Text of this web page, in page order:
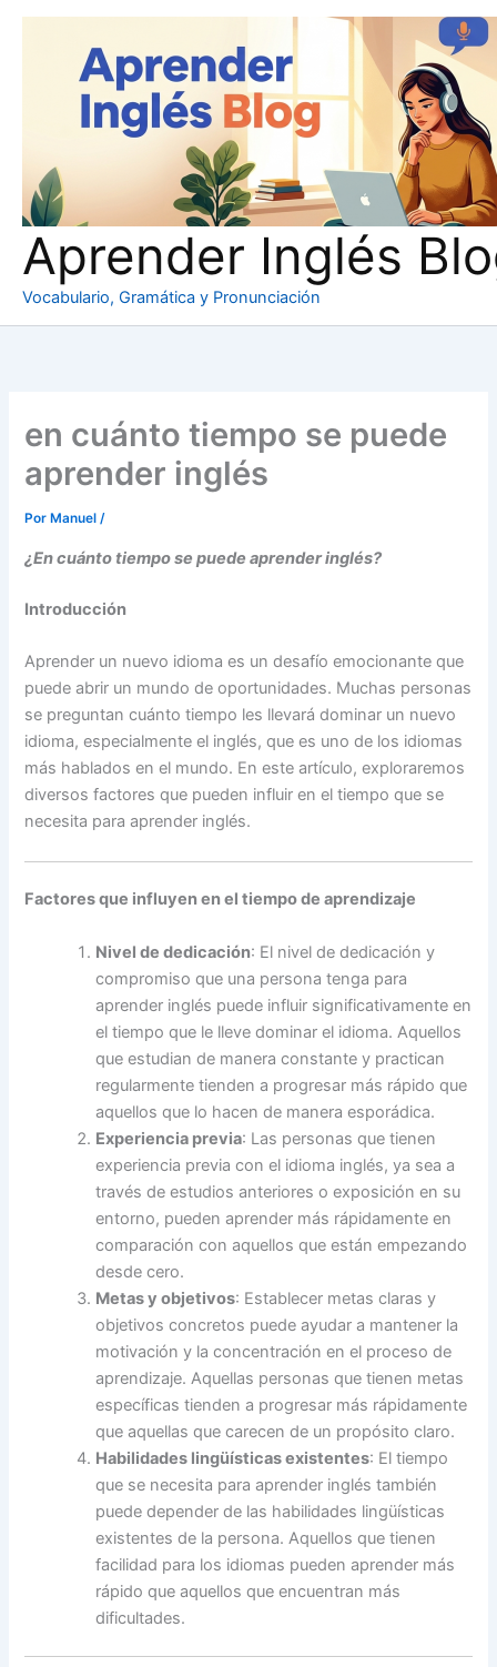
Aprender Inglés
Vocabulario, Gramática y Pronunciación
en cuánto tiempo se puede
aprender inglés
Por Manuel/
¿En cuánto tiempo se puede aprender inglés?
Introducción
Aprender un nuevo idioma es un desafío emocionante que
puede abrir un mundo de oportunidades. Muchas personas
se preguntan cuánto tiempo les llevará dominar un nuevo
idioma, especialmente el inglés, que es uno de los idiomas
más hablados en el mundo. En este artículo, exploraremos
diversos factores que pueden influir en el tiempo que se
necesita para aprender inglés.
Factores que influyen en el tiempo de aprendizaje
Nivel de dedicación: El nivel de dedicación y
compromiso que una persona tenga para
aprender inglés puede influir significativamente en
el tiempo que le lleve dominar el idioma. Aquellos
que estudian de manera constante y practican
regularmente tienden a progresar más rápido que
aquellos que lo hacen de manera esporádica.
Experiencia previa: Las personas que tienen
experiencia previa con el idioma inglés, ya sea a
través de estudios anteriores o exposición en su
entorno, pueden aprender más rápidamente en
comparación con aquellos que están empezando
desde cero.
Metas y objetivos: Establecer metas claras y
objetivos concretos puede ayudar a mantener la
motivación y la concentración en el proceso de
aprendizaje. Aquellas personas que tienen metas
específicas tienden a progresar más rápidamente
que aquellas que carecen de un propósito claro.
Habilidades lingüísticas existentes: El tiempo
que se necesita para aprender inglés también
puede depender de las habilidades lingüísticas
existentes de la persona. Aquellos que tienen
facilidad para los idiomas pueden aprender más
rápido que aquellos que encuentran más
dificultades.